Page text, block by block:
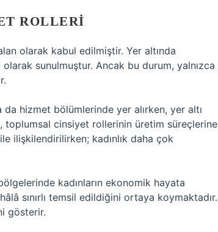
ROLLERI
olarak kabul edilmiştir. Yer altında
sunulmuştur. Ancak bu durum, yalnızca
da hizmet bölümlerinde yer alırken, yer altı
cinsiyet rollerinin üretim süreçlerine
ile ilişkilendirilirken; kadınlık daha çok
kadınların ekonomik hayata
sınırlı temsil edildiğini ortaya koymaktadır.
gösterir.